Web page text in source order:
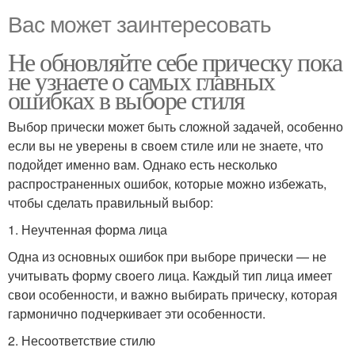
Вас может заинтересовать
Не обновляйте себе прическу пока
не узнаете о самых главных
ошибках в выборе стиля
Выбор прически может быть сложной задачей, особенно
если вы не уверены в своем стиле или не знаете, что
подойдет именно вам. Однако есть несколько
распространенных ошибок, которые можно избежать,
чтобы сделать правильный выбор:
1. Неучтенная форма лица
Одна из основных ошибок при выборе прически — не
учитывать форму своего лица. Каждый тип лица имеет
свои особенности, и важно выбирать прическу, которая
гармонично подчеркивает эти особенности.
2. Несоответствие стилю